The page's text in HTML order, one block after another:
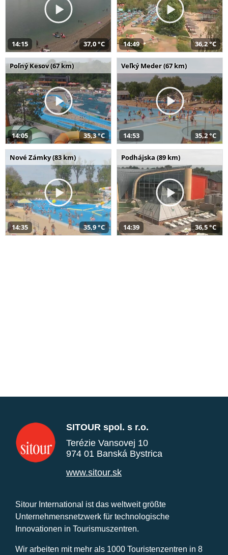
14:15 37,0 °C 14:49 36,2 °C
Poľný Kesov (67 km)
14:05 35,3 °C
Veľký Meder (67 km)
14:53 35,2 °C
Nové Zámky (83 km)
14:35 35,9 °C
Podhájska (89 km)
14:39 36,5 °C
SITOUR spol. s r.o.
Terézie Vansovej 10
974 01 Banská Bystrica
www.sitour.sk
Sitour International ist das weltweit größte
Unternehmensnetzwerk für technologische
Innovationen in Tourismuszentren.
Wir arbeiten mit mehr als 1000 Touristenzentren in 8